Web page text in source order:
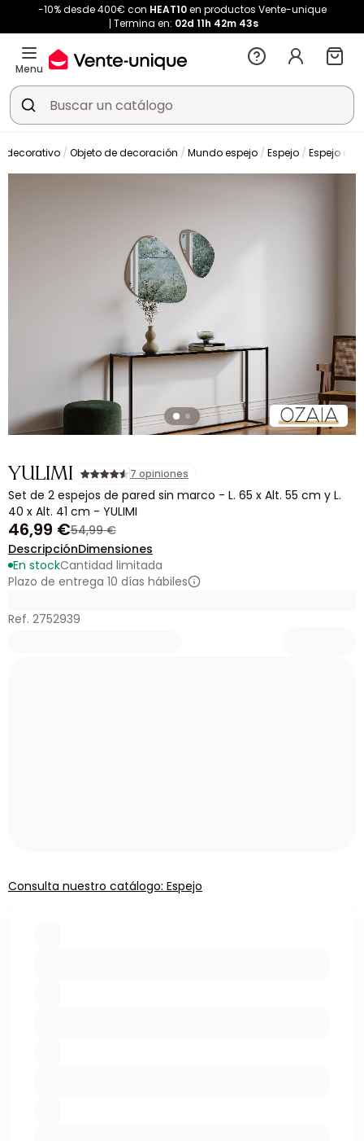
-10% desde 400€ con HEAT10en productos Vente-unique
Termina en: 02d 11h 42m 42s
Menu
decorativo Objeto de decoración Mundo espejo Espejo Espejo de
YULIMI 7 opiniones
Set de 2 espejos de pared sin marco - L. 65 x Alt. 55 cm y L.
40 x Alt. 41 cm - YULIMI
46,99 €54,99 €
DescripciónDimensiones
En stockCantidad limitada
Plazo de entrega 10 días hábiles
Ref. 2752939
Consulta nuestro catálogo: Espejo